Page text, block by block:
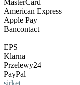
MasterCard
American Express
Apple Pay
Bancontact
EPS
Klarna
Przelewy24
PayPal
şirket